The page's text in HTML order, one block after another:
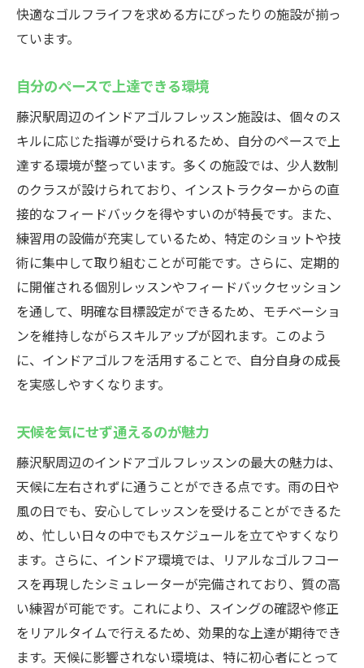
快適なゴルフライフを求める方にぴったりの施設が揃っ
ています。
自分のペースで上達できる環境
藤沢駅周辺のインドアゴルフレッスン施設は、個々のス
キルに応じた指導が受けられるため、自分のペースで上
達する環境が整っています。多くの施設では、少人数制
のクラスが設けられており、インストラクターからの直
接的なフィードバックを得やすいのが特長です。また、
練習用の設備が充実しているため、特定のショットや技
術に集中して取り組むことが可能です。さらに、定期的
に開催される個別レッスンやフィードバックセッション
を通して、明確な目標設定ができるため、モチベーショ
ンを維持しながらスキルアップが図れます。このよう
に、インドアゴルフを活用することで、自分自身の成長
を実感しやすくなります。
天候を気にせず通えるのが魅力
藤沢駅周辺のインドアゴルフレッスンの最大の魅力は、
天候に左右されずに通うことができる点です。雨の日や
風の日でも、安心してレッスンを受けることができるた
め、忙しい日々の中でもスケジュールを立てやすくなり
ます。さらに、インドア環境では、リアルなゴルフコー
スを再現したシミュレーターが完備されており、質の高
い練習が可能です。これにより、スイングの確認や修正
をリアルタイムで行えるため、効果的な上達が期待でき
ます。天候に影響されない環境は、特に初心者にとって